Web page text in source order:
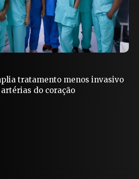
tratamento menos invasivo
do coração